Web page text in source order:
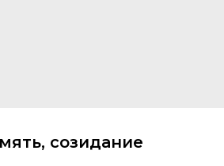
созидание